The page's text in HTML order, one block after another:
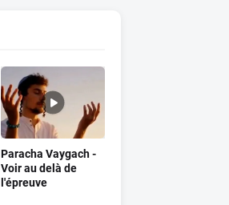
Paracha Vaygach -
Voir au delà de
l'épreuve